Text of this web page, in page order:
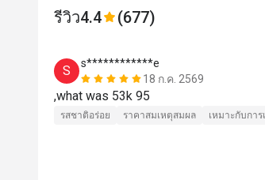
รีวิว4.4 (677)
S
s************e
18 ก.ค. 2569
,what was 53k 95
รสชาติอร่อย ราคาสมเหตุสมผล เหมาะกับการ